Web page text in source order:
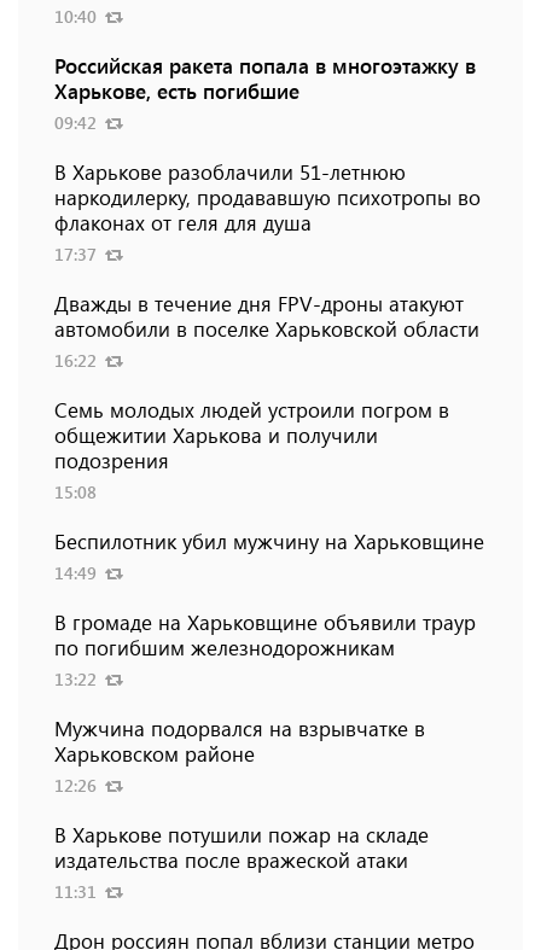
10:40
Российская ракета попала в многоэтажку в
Харькове, есть погибшие
09:42
В Харькове разоблачили 51-летнюю
наркодилерку, продававшую психотропы во
флаконах от геля для душа
17:37
Дважды в течение дня FPV-дроны атакуют
автомобили в поселке Харьковской области
16:22
Семь молодых людей устроили погром в
общежитии Харькова и получили
подозрения
15:08
Беспилотник убил мужчину на Харьковщине
14:49
В громаде на Харьковщине объявили траур
по погибшим железнодорожникам
13:22
Мужчина подорвался на взрывчатке в
Харьковском районе
12:26
В Харькове потушили пожар на складе
издательства после вражеской атаки
11:31
Дрон россиян попал вблизи станции метро